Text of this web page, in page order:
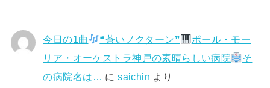
今日の1曲 ❝蒼いノクターン❞
ポール・モー
リア・オーケストラ神戸の素晴らしい病院
そ
の病院名は… にsaichin より